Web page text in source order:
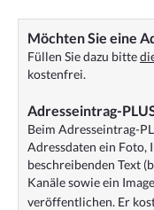
Möchten Sie eine
Füllen Sie dazu bitte
kostenfrei.
Adresseintrag-
Beim Adresseintrag-
Adressdaten ein Foto,
beschreibenden Text
Kanäle sowie ein
veröffentlichen. Er